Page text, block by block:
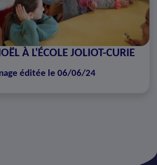
À L'ÉCOLE JOLIOT-CURIE
éditée le 06/06/24